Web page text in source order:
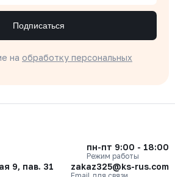
Подписаться
на обработку персональных
пн-пт 9:00 - 18:00
Режим работы
9, пав. 31 zakaz325@ks-rus.com